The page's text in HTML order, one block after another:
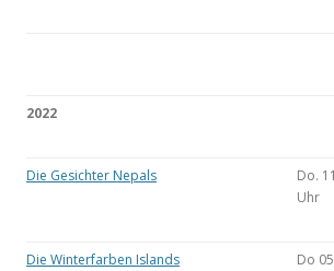
2022
Die Gesichter Nepals
Do.
Uhr
Die Winterfarben Islands
Do